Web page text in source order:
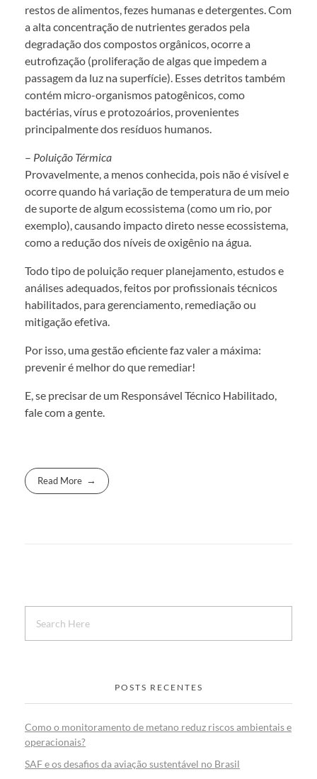
restos de alimentos, fezes humanas e detergentes. Com
a alta concentração de nutrientes gerados pela
degradação dos compostos orgânicos, ocorre a
eutrofização (proliferação de algas que impedem a
passagem da luz na superfície). Esses detritos também
contém micro-organismos patogênicos, como
bactérias, vírus e protozoários, provenientes
principalmente dos resíduos humanos.
– Poluição Térmica
Provavelmente, a menos conhecida, pois não é visível e
ocorre quando há variação de temperatura de um meio
de suporte de algum ecossistema (como um rio, por
exemplo), causando impacto direto nesse ecossistema,
como a redução dos níveis de oxigênio na água.
Todo tipo de poluição requer planejamento, estudos e
análises adequados, feitos por profissionais técnicos
habilitados, para gerenciamento, remediação ou
mitigação efetiva.
Por isso, uma gestão eficiente faz valer a máxima:
prevenir é melhor do que remediar!
E, se precisar de um Responsável Técnico Habilitado,
fale com a gente.
Read More
POSTS RECENTES
Como o monitoramento de metano reduz riscos ambientais e
operacionais?
SAF e os desafios da aviação sustentável no Brasil